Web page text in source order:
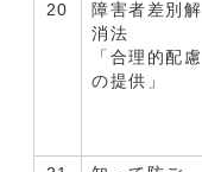
20
障害者差別解
消法
「合理的配慮
の提供」